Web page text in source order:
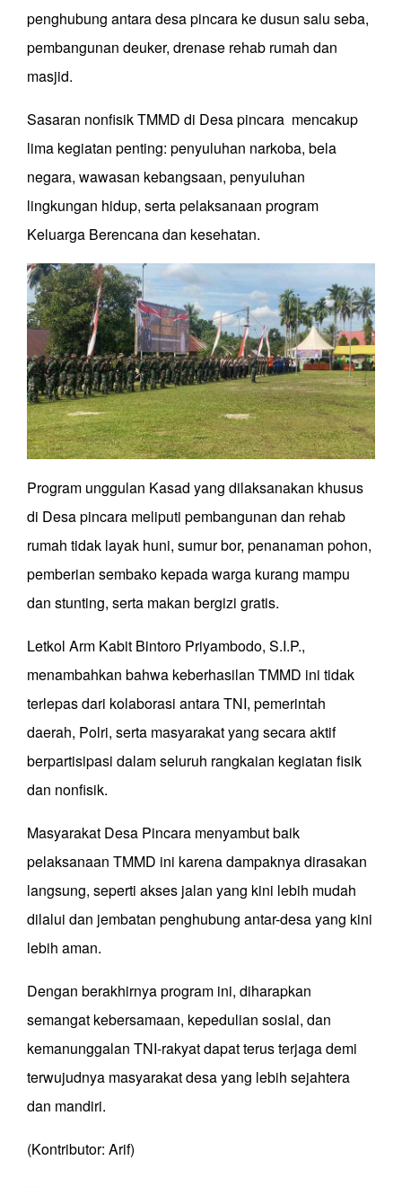
penghubung antara desa pincara ke dusun salu seba,
pembangunan deuker, drenase rehab rumah dan
masjid.
Sasaran nonfisik TMMD di Desa pincara mencakup
lima kegiatan penting: penyuluhan narkoba, bela
negara, wawasan kebangsaan, penyuluhan
lingkungan hidup, serta pelaksanaan program
Keluarga Berencana dan kesehatan.
Program unggulan Kasad yang dilaksanakan khusus
di Desa pincara meliputi pembangunan dan rehab
rumah tidak layak huni, sumur bor, penanaman pohon,
pemberian sembako kepada warga kurang mampu
dan stunting, serta makan bergizi gratis.
Letkol Arm Kabit Bintoro Priyambodo, S.I.P.,
menambahkan bahwa keberhasilan TMMD ini tidak
terlepas dari kolaborasi antara TNI, pemerintah
daerah, Polri, serta masyarakat yang secara aktif
berpartisipasi dalam seluruh rangkaian kegiatan fisik
dan nonfisik.
Masyarakat Desa Pincara menyambut baik
pelaksanaan TMMD ini karena dampaknya dirasakan
langsung, seperti akses jalan yang kini lebih mudah
dilalui dan jembatan penghubung antar-desa yang kini
lebih aman.
Dengan berakhirnya program ini, diharapkan
semangat kebersamaan, kepedulian sosial, dan
kemanunggalan TNI-rakyat dapat terus terjaga demi
terwujudnya masyarakat desa yang lebih sejahtera
dan mandiri.
(Kontributor: Arif)